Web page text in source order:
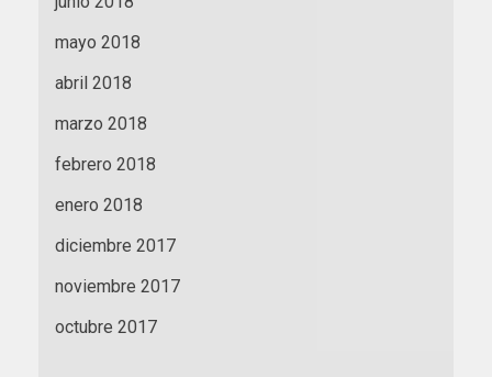
mayo 2018
abril 2018
marzo 2018
febrero 2018
enero 2018
diciembre 2017
noviembre 2017
octubre 2017